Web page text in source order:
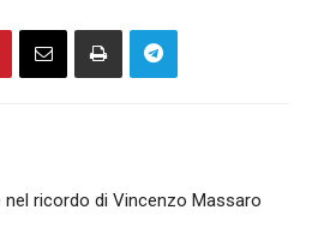
ricordo di Vincenzo Massaro